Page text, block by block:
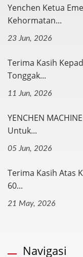
Yenchen Ketua
Kehormatan...
23 Jun, 2026
Terima Kasih
Tonggak...
11 Jun, 2026
YENCHEN
Untuk...
05 Jun, 2026
Terima Kasih Atas
60...
21 May, 2026
Navigasi